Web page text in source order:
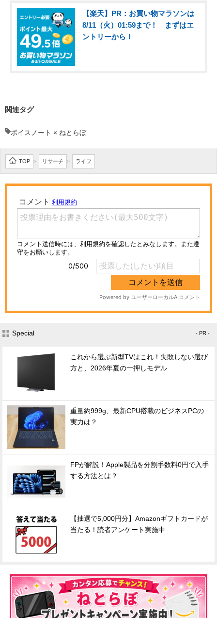
【楽天】PR：お買い物マラソンは
8/11（火）01:59まで！ まずはエ
ントリーから！
関連タグ
ボイスノート × ねとらぼ
TOP > リサーチ > ライフ
Special - PR -
これから選ぶ新型TVはこれ！失敗しない選び
方と、2026年夏の一押しモデル
重量約999g、最新CPU搭載のビジネスPCの
実力は？
FPが解説！Apple製品を分割手数料0円で入手
する方法とは？
【抽選で5,000円分】Amazonギフトカードが
当たる！読者アンケート実施中